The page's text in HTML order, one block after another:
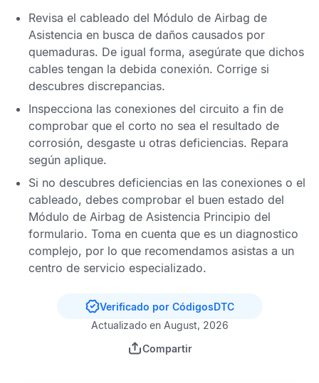
Revisa el cableado del Módulo de Airbag de
Asistencia en busca de daños causados por
quemaduras. De igual forma, asegúrate que dichos
cables tengan la debida conexión. Corrige si
descubres discrepancias.
Inspecciona las conexiones del circuito a fin de
comprobar que el corto no sea el resultado de
corrosión, desgaste u otras deficiencias. Repara
según aplique.
Si no descubres deficiencias en las conexiones o el
cableado, debes comprobar el buen estado del
Módulo de Airbag de Asistencia Principio del
formulario. Toma en cuenta que es un diagnostico
complejo, por lo que recomendamos asistas a un
centro de servicio especializado.
Verificado por CódigosDTC
Actualizado en August, 2026
Compartir